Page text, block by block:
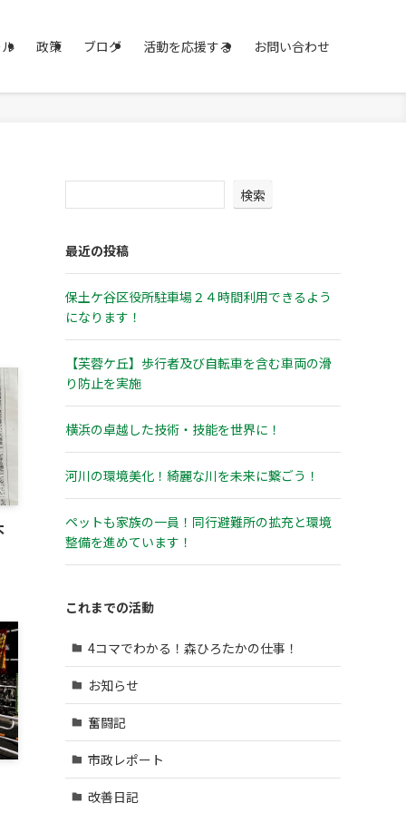
政策 ブログ 活動を応援する お問い合わせ
検索
最近の投稿
保土ケ谷区役所駐車場２４時間利用できるよう
になります！
【芙蓉ケ丘】歩行者及び自転車を含む車両の滑
り防止を実施
横浜の卓越した技術・技能を世界に！
河川の環境美化！綺麗な川を未来に繋ごう！
ペットも家族の一員！同行避難所の拡充と環境
整備を進めています！
これまでの活動
4コマでわかる！森ひろたかの仕事！
お知らせ
奮闘記
市政レポート
改善日記